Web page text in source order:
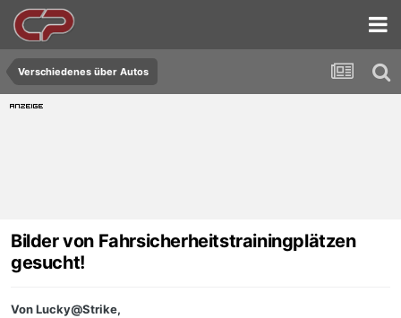
Verschiedenes über Autos
Bilder von Fahrsicherheitstrainingplätzen
gesucht!
Von Lucky@Strike,